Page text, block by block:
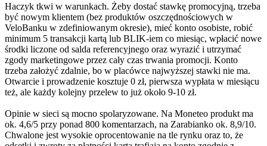
Haczyk tkwi w warunkach. Żeby dostać stawkę promocyjną, trzeba
być nowym klientem (bez produktów oszczędnościowych w
VeloBanku w zdefiniowanym okresie), mieć konto osobiste, robić
minimum 5 transakcji kartą lub BLIK-iem co miesiąc, wpłacić nowe
środki liczone od salda referencyjnego oraz wyrazić i utrzymać
zgody marketingowe przez cały czas trwania promocji. Konto
trzeba założyć zdalnie, bo w placówce najwyższej stawki nie ma.
Otwarcie i prowadzenie kosztuje 0 zł, pierwsza wypłata w miesiącu
też, ale każdy kolejny przelew to już około 9-10 zł.
Opinie w sieci są mocno spolaryzowane. Na Moneteo produkt ma
ok. 4,6/5 przy ponad 800 komentarzach, na Zarabianko ok. 8,9/10.
Chwalone jest wysokie oprocentowanie na tle rynku oraz to, że